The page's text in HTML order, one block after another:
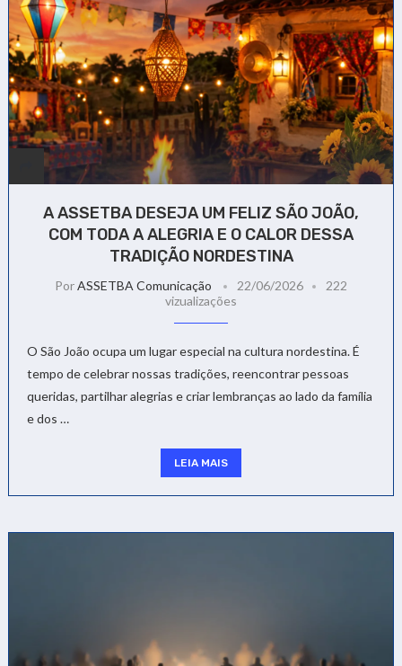
A ASSETBA DESEJA UM FELIZ SÃO JOÃO,
COM TODA A ALEGRIA E O CALOR DESSA
TRADIÇÃO NORDESTINA
PorASSETBA Comunicação 22/06/2026
222
vizualizações
O São João ocupa um lugar especial na cultura nordestina. É
tempo de celebrar nossas tradições, reencontrar pessoas
queridas, partilhar alegrias e criar lembranças ao lado da família
e dos …
LEIA MAIS